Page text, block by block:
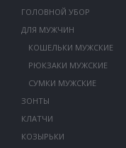
ГОЛОВНОЙ УБОР
ДЛЯ МУЖЧИН
КОШЕЛЬКИ МУЖСКИЕ
РЮКЗАКИ МУЖСКИЕ
СУМКИ МУЖСКИЕ
ЗОНТЫ
КЛАТЧИ
КОЗЫРЬКИ